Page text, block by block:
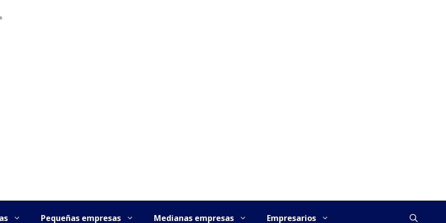
Pequeñas empresas Medianas empresas Empresarios